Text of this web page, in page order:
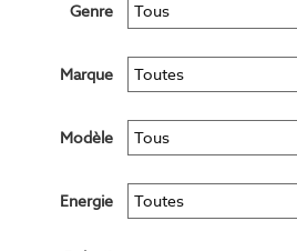
Genre
Marque
Modèle
Energie